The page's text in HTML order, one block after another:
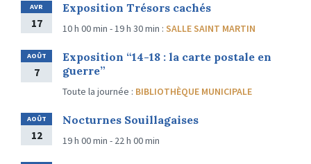
AVR
17
Exposition Trésors cachés
10 h 00 min - 19 h 30 min : SALLE SAINT MARTIN
AOÛT
7
Exposition “14-18 : la carte postale en
guerre”
Toute la journée : BIBLIOTHÈQUE MUNICIPALE
AOÛT
12
Nocturnes Souillagaises
19 h 00 min - 22 h 00 min